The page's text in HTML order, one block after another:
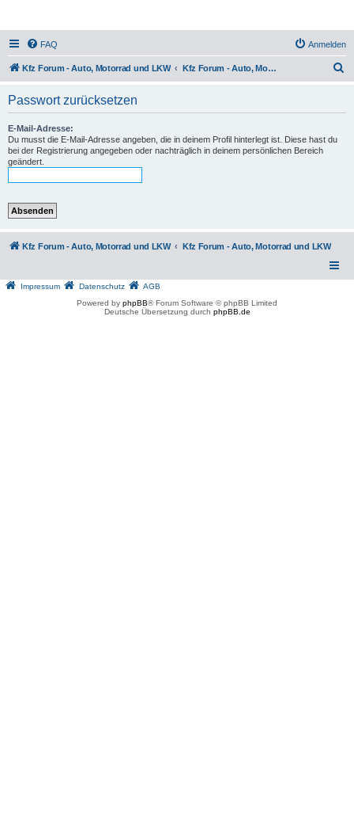
FAQ Anmelden
Kfz Forum - Auto, Motorrad und LKW Kfz Forum - Auto, Motorrad und LKW
Passwort zurücksetzen
E-Mail-Adresse:
Du musst die E-Mail-Adresse angeben, die in deinem Profil hinterlegt ist. Diese hast du
bei der Registrierung angegeben oder nachträglich in deinem persönlichen Bereich
geändert.
Kfz Forum - Auto, Motorrad und LKW Kfz Forum - Auto, Motorrad und LKW
Impressum Datenschutz
AGB
Powered by phpBB® Forum Software © phpBB Limited
Deutsche Übersetzung durch phpBB.de